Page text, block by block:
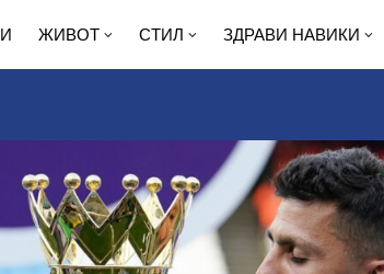
ЖИВОТ СТИЛ ЗДРАВИ НАВИКИ